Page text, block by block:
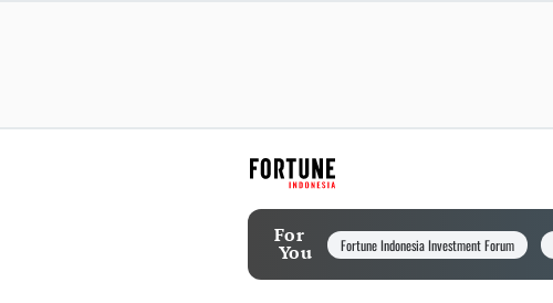
For
You Fortune Indonesia Investment Forum